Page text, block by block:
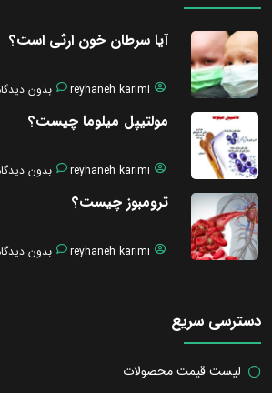
آیا سرطان خون ارثی است؟
reyhaneh karimi بدون
مولتیپل میلوما چیست؟
reyhaneh karimi بدون
ترومبوز چیست؟
reyhaneh karimi بدون
دسترسی سریع
لیست قیمت محصولات